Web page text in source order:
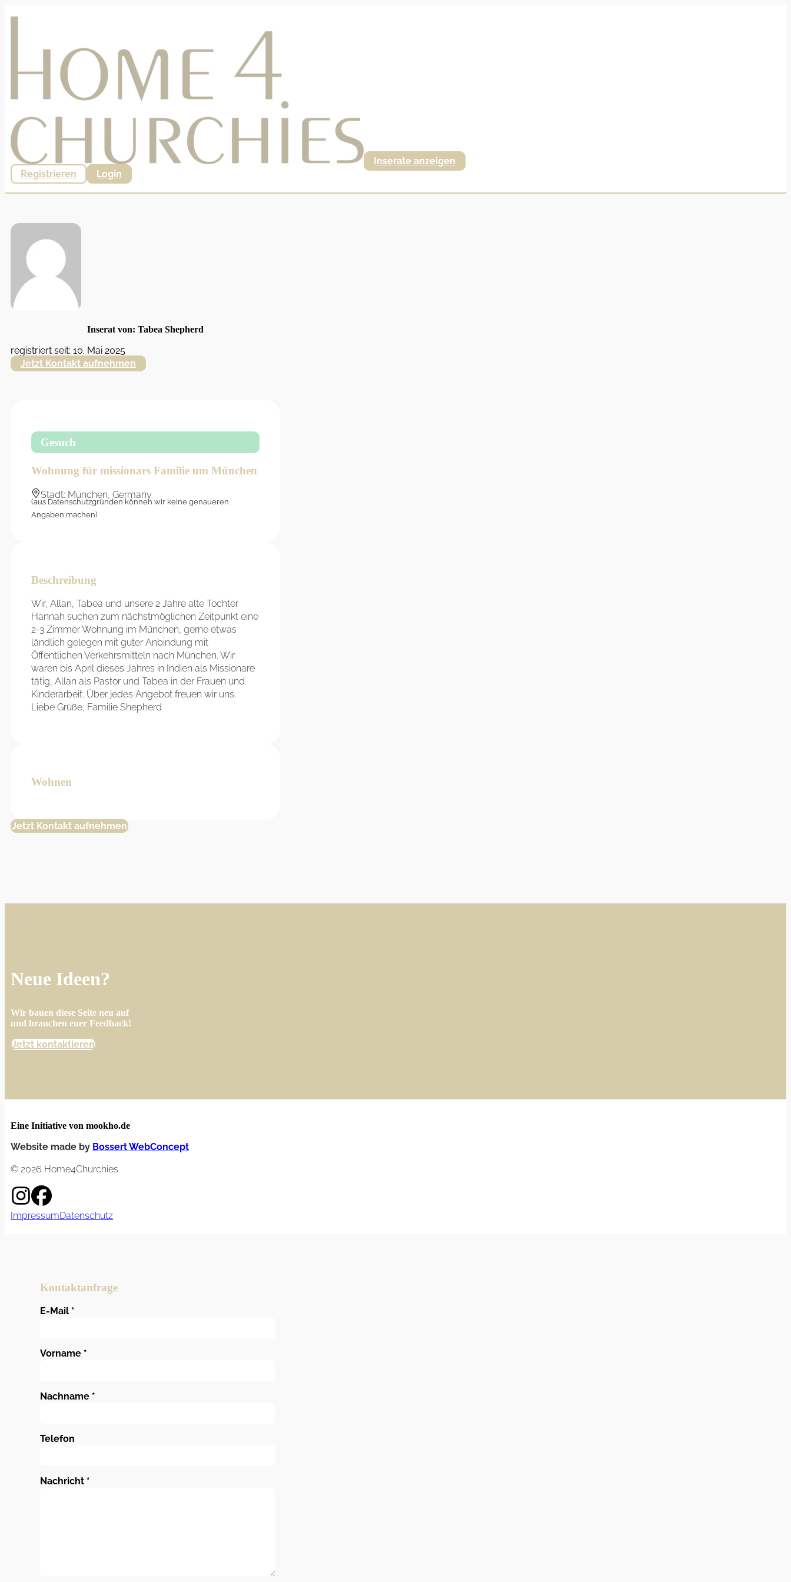
Inserate anzeigen
Registrieren
Login
Inserat von: Tabea Shepherd
registriert seit: 10. Mai 2025
Jetzt Kontakt aufnehmen
Gesuch
Wohnung für missionars Familie um München
Stadt: München, Germany
(aus Datenschutzgründen können wir keine genaueren
Angaben machen)
Beschreibung
Wir, Allan, Tabea und unsere 2 Jahre alte Tochter
Hannah suchen zum nächstmöglichen Zeitpunkt eine
2-3 Zimmer Wohnung im München, gerne etwas
ländlich gelegen mit guter Anbindung mit
Öffentlichen Verkehrsmitteln nach München. Wir
waren bis April dieses Jahres in Indien als Missionare
tätig, Allan als Pastor und Tabea in der Frauen und
Kinderarbeit. Über jedes Angebot freuen wir uns.
Liebe Grüße, Familie Shepherd
Wohnen
Jetzt Kontakt aufnehmen
Neue Ideen?
Wir bauen diese Seite neu auf
und brauchen euer Feedback!
Jetzt kontaktieren
Eine Initiative von mookho.de
Website made by Bossert WebConcept
© 2026 Home4Churchies
ImpressumDatenschutz
Kontaktanfrage
E-Mail *
Vorname *
Nachname *
Telefon
Nachricht *